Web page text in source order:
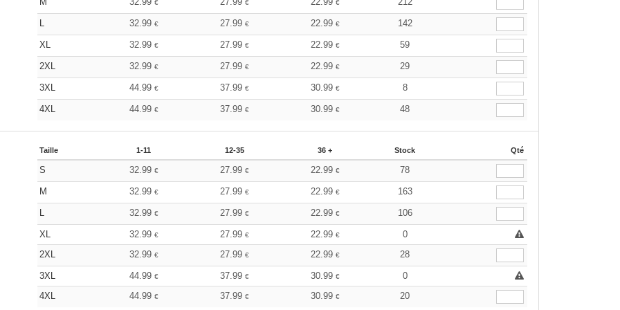
€ € €
L 32.99 € 27.99 € 22.99 € 142
XL 32.99 € 27.99 € 22.99 € 59
2XL 32.99 € 27.99 € 22.99 € 29
3XL 44.99 € 37.99 € 30.99 € 8
4XL 44.99 € 37.99 € 30.99 € 48
Taille 1-11 12-35 36 + Stock Qté
S 32.99 € 27.99 € 22.99 € 78
M 32.99 € 27.99 € 22.99 € 163
L 32.99 € 27.99 € 22.99 € 106
XL 32.99 € 27.99 € 22.99 €
0
2XL
32.99 € 27.99 € 22.99 € 28
3XL 44.99 € 37.99 € 30.99 €
0
4XL
44.99 € 37.99 € 30.99 € 20